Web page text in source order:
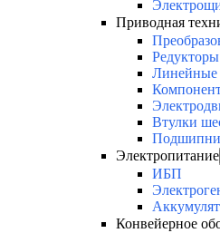
Приводная
Линейные
Втулки
Электропитание
ИБП
Конвейерное